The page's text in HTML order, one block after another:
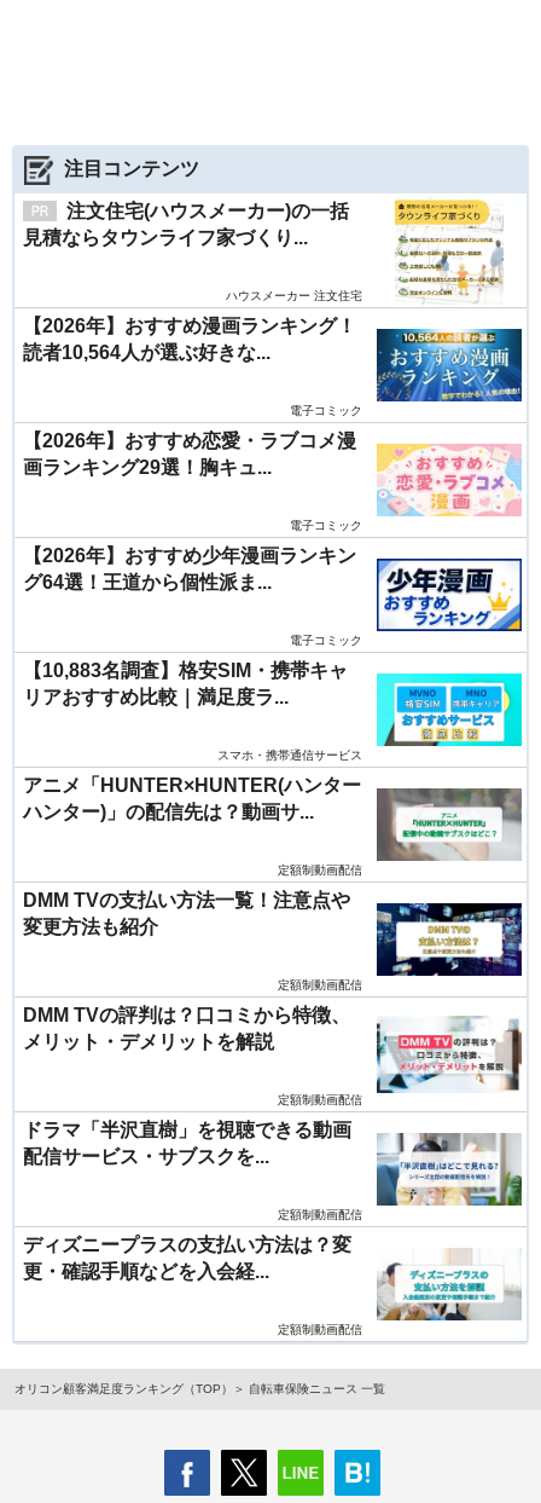
注目コンテンツ
注文住宅(ハウスメーカー)の一括
見積ならタウンライフ家づくり...
ハウスメーカー 注文住宅
【2026年】おすすめ漫画ランキング！
読者10,564人が選ぶ好きな...
電子コミック
【2026年】おすすめ恋愛・ラブコメ漫
画ランキング29選！胸キュ...
電子コミック
【2026年】おすすめ少年漫画ランキン
グ64選！王道から個性派ま...
電子コミック
【10,883名調査】格安SIM・携帯キャ
リアおすすめ比較｜満足度ラ...
スマホ・携帯通信サービス
アニメ「HUNTER×HUNTER(ハンター
ハンター)」の配信先は？動画サ...
定額制動画配信
DMM TVの支払い方法一覧！注意点や
変更方法も紹介
定額制動画配信
DMM TVの評判は？口コミから特徴、
メリット・デメリットを解説
定額制動画配信
ドラマ「半沢直樹」を視聴できる動画
配信サービス・サブスクを...
定額制動画配信
ディズニープラスの支払い方法は？変
更・確認手順などを入会経...
定額制動画配信
オリコン顧客満足度ランキング（TOP） 自転車保険ニュース 一覧